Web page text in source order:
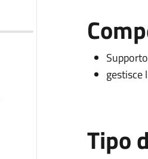
gestisce
Tipo